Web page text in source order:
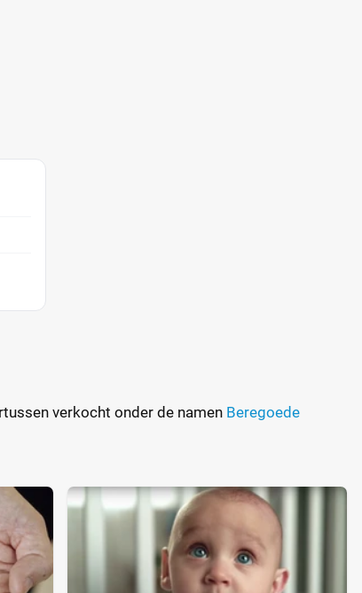
verkocht onder de namen Beregoede